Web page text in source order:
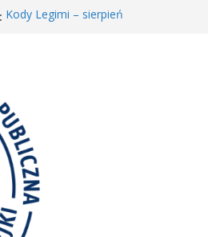
Kody Legimi – sierpień